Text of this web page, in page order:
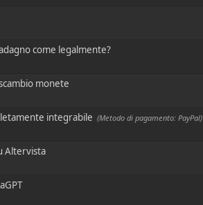
come legalmente?
monete
integrabile (Metodo di pagamento: PayPal)
Altervista